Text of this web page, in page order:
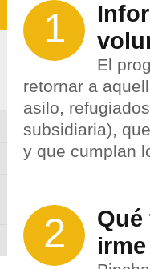
1
El
retornar a
asilo,
subsidiaria),
y que cumplan
2
irme